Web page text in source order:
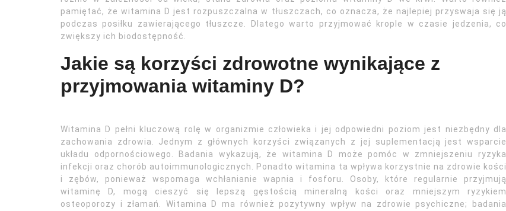
pamiętać, że witamina D jest rozpuszczalna w tłuszczach, co oznacza, że najlepiej przyswaja się ją
podczas posiłku zawierającego tłuszcze. Dlatego warto przyjmować krople w czasie jedzenia, co
zwiększy ich biodostępność.
Jakie są korzyści zdrowotne wynikające z
przyjmowania witaminy D?
Witamina D pełni kluczową rolę w organizmie człowieka i jej odpowiedni poziom jest niezbędny dla
zachowania zdrowia. Jednym z głównych korzyści związanych z jej suplementacją jest wsparcie
układu odpornościowego. Badania wykazują, że witamina D może pomóc w zmniejszeniu ryzyka
infekcji oraz chorób autoimmunologicznych. Ponadto witamina ta wpływa korzystnie na zdrowie kości
i zębów, ponieważ wspomaga wchłanianie wapnia i fosforu. Osoby, które regularnie przyjmują
witaminę D, mogą cieszyć się lepszą gęstością mineralną kości oraz mniejszym ryzykiem
osteoporozy i złamań. Witamina D ma również pozytywny wpływ na zdrowie psychiczne; badania